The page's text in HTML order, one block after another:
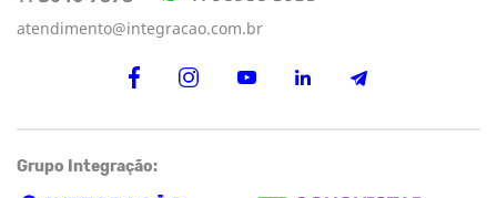
atendimento@integracao.com.br
Grupo Integração: